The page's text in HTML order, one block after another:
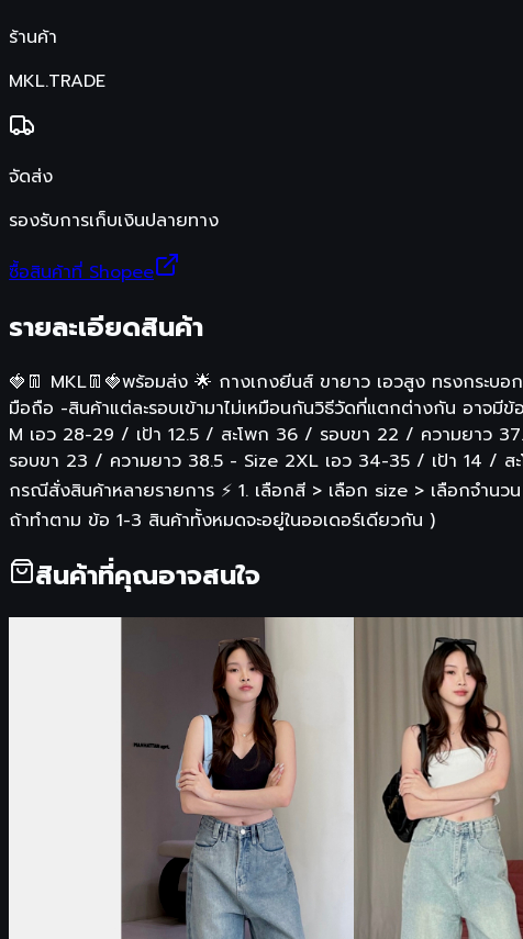
ร้านค้า
MKL.TRADE
จัดส่ง
รองรับการเก็บเงินปลายทาง
ซื้อสินค้าที่ Shopee
รายละเอียดสินค้า
🍓👖 MKL👖🍓พร้อมส่ง 🌟 กางเกงยีนส์ ขายาว เอวสูง ทรงกระ
มือถือ -สินค้าแต่ละรอบเข้ามาไม่เหมือนกันวิธีวัดที่แตกต่างกัน อาจ
M เอว 28-29 / เป้า 12.5 / สะโพก 36 / รอบขา 22 / ความยาว
รอบขา 23 / ความยาว 38.5 - Size 2XL เอว 34-35 / เป้า 14 /
กรณีสั่งสินค้าหลายรายการ ⚡️ 1. เลือกสี > เลือก size > เลือกจำน
ถ้าทำตาม ข้อ 1-3 สินค้าทั้งหมดจะอยู่ในออเดอร์เดียวกัน )
สินค้าที่คุณอาจสนใจ